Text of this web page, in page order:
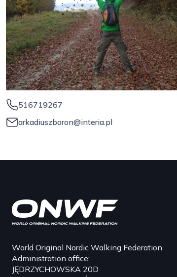
516719267
arkadiuszboron@interia.pl
World Original Nordic Walking Federation
Administration office:
JĘDRZYCHOWSKA 20D